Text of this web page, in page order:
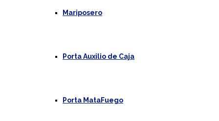
Mariposero
Porta Auxilio de Caja
Porta MataFuego